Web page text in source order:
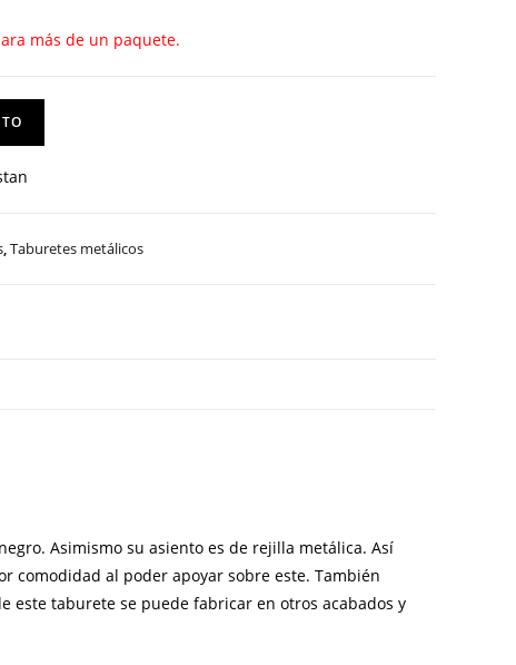
más de un paquete.
,Taburetes metálicos
Asimismo su asiento es de rejilla metálica. Así
comodidad al poder apoyar sobre este. También
este taburete se puede fabricar en otros acabados y